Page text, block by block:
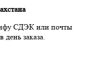
СДЭК или почты
день заказа.